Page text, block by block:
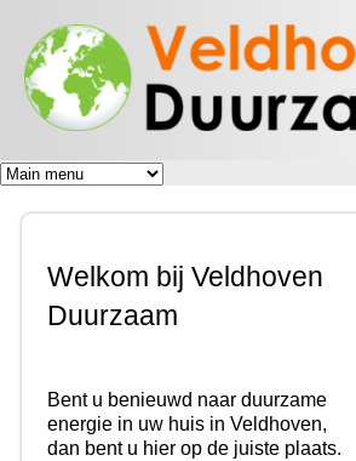
en naar
de inhoud
gaan
Veldhoven
Duurzaam
Energiek
naar de
toekomst
Welkom bij Veldhoven
Duurzaam
Bent u benieuwd naar duurzame
energie in uw huis in Veldhoven,
dan bent u hier op de juiste plaats.